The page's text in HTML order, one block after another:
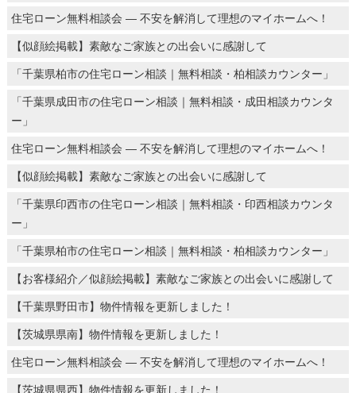
住宅ローン無料相談会 ― 不安を解消して理想のマイホームへ！
【似顔絵掲載】素敵なご家族との出会いに感謝して
「千葉県柏市の住宅ローン相談｜無料相談・柏相談カウンター」
「千葉県成田市の住宅ローン相談｜無料相談・成田相談カウンタ
ー」
住宅ローン無料相談会 ― 不安を解消して理想のマイホームへ！
【似顔絵掲載】素敵なご家族との出会いに感謝して
「千葉県印西市の住宅ローン相談｜無料相談・印西相談カウンタ
ー」
「千葉県柏市の住宅ローン相談｜無料相談・柏相談カウンター」
【お客様紹介／似顔絵掲載】素敵なご家族との出会いに感謝して
【千葉県野田市】物件情報を更新しました！
【茨城県県南】物件情報を更新しました！
住宅ローン無料相談会 ― 不安を解消して理想のマイホームへ！
【茨城県県西】物件情報を更新しました！